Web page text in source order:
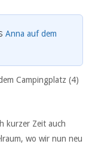
Anna auf dem
Campingplatz (4)
kurzer Zeit auch
wo wir nun neu